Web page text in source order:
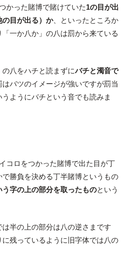
かった賭博で賭けていた1の目が出
の目が出る）か、といったところか
一か八か」の八は罰から来ている
八をハチと読まずにバチと濁音で
はバツのイメージが強いですが罰当
ようにバチという音でも読みま
コロをつかった賭博で出た目が丁
で勝負を決める丁半賭博というもの
う字の上の部分を取ったものという
半の上の部分は八の逆さまです
残っているように旧字体では八の